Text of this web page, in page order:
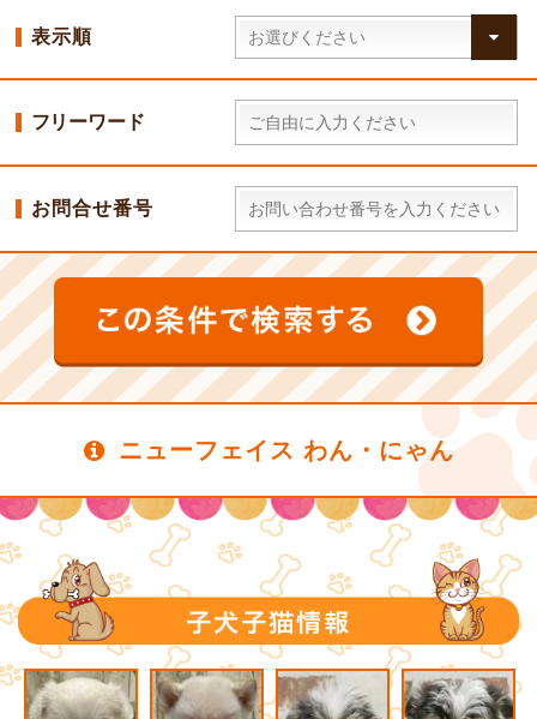
表示順
フリーワード
お問合せ番号
ニューフェイス わん・にゃん